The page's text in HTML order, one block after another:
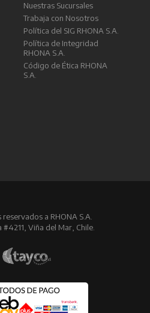
Nuestras Sucursales
Trabaja con Nosotros
Política del SIG RHONA S.A.
Política de Integridad
RHONA S.A.
Código de Ética RHONA
S.A.
a RHONA S.A.
Viña del Mar, Chile.